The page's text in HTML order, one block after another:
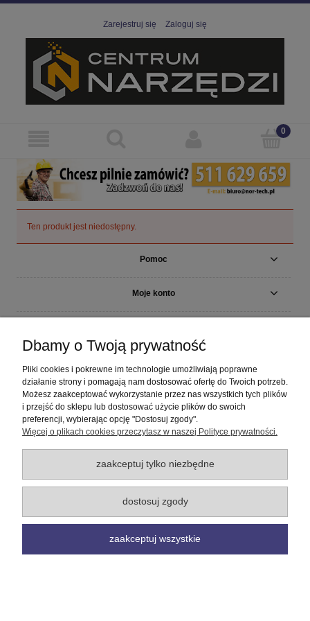
Zarejestruj się Zaloguj się
Ten produkt jest niedostępny.
Pomoc
Moje konto
O nas
pokaż pełną wersję strony
Sklep internetowy Shoper Premium
Dbamy o Twoją prywatność
Pliki cookies i pokrewne im technologie umożliwiają poprawne
działanie strony i pomagają nam dostosować ofertę do Twoich potrzeb.
Możesz zaakceptować wykorzystanie przez nas wszystkich tych plików
i przejść do sklepu lub dostosować użycie plików do swoich
preferencji, wybierając opcję "Dostosuj zgody".
Więcej o plikach cookies przeczytasz w naszej Polityce prywatności.
zaakceptuj tylko niezbędne
dostosuj zgody
zaakceptuj wszystkie